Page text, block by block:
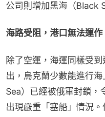
公司則增加黑海（Black
海路受阻，港口無法運作
除了空運，海運同樣受
出，烏克蘭少數能進行
Sea）已經被俄軍封鎖，
出現嚴重「塞船」情況